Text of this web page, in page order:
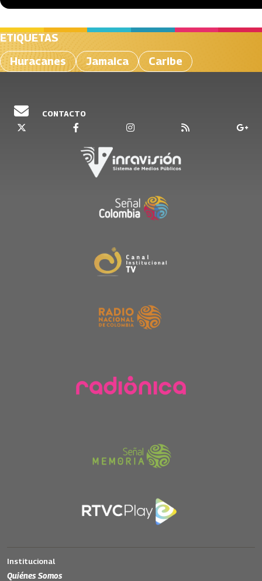
ETIQUETAS
Huracanes
Jamaica Caribe
CONTACTO
Institucional
Quiénes Somos